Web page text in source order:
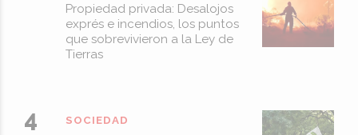
Propiedad privada: Desalojos
exprés e incendios, los puntos
que sobrevivieron a la Ley de
Tierras
SOCIEDAD